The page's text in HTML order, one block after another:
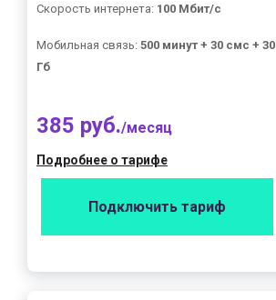
Скорость интернета: 100 Мбит/с
Мобильная связь: 500 минут + 30 смс + 30
Гб
385 руб./месяц
Подробнее о тарифе
Подключить тариф